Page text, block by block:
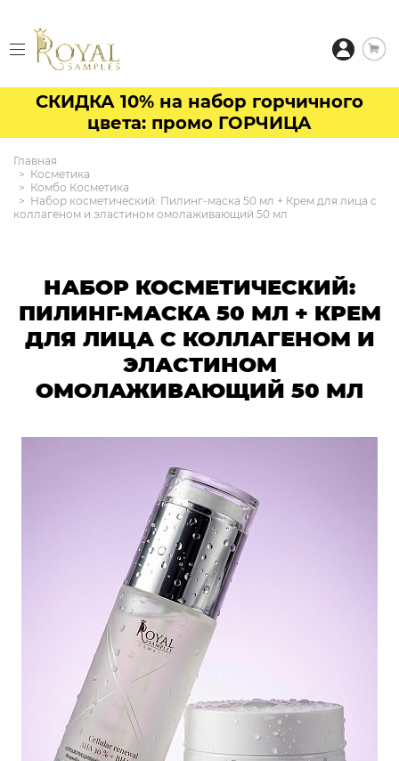
СКИДКА 10% на набор горчичного
цвета: промо ГОРЧИЦА
Главная
Косметика
Комбо Косметика
Набор косметический: Пилинг-маска 50 мл + Крем для лица с
коллагеном и эластином омолаживающий 50 мл
НАБОР КОСМЕТИЧЕСКИЙ:
ПИЛИНГ-МАСКА 50 МЛ + КРЕМ
ДЛЯ ЛИЦА С КОЛЛАГЕНОМ И
ЭЛАСТИНОМ
ОМОЛАЖИВАЮЩИЙ 50 МЛ